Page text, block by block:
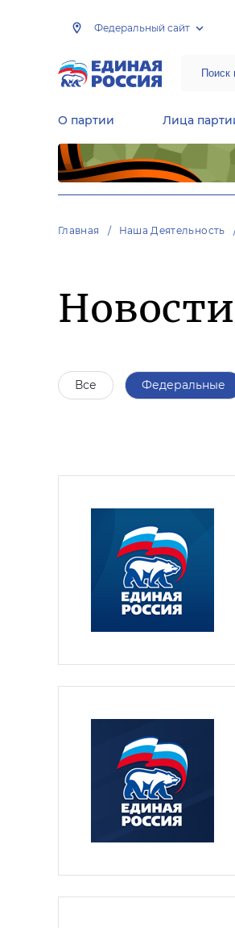
Федеральный сайт
О партии Лица
Главная Наша Деятельность
Новости
Все Федеральные